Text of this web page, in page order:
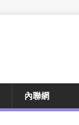
內聯網